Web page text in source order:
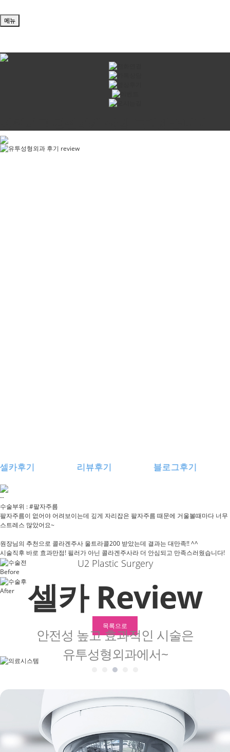
메뉴
U2 Plastic Surgery
셀카 Review
안전성 높고 효과적인 시술은
유투성형외과에서~
셀카후기 리뷰후기 블로그후기
--
수술부위 :#팔자주름
팔자주름이 없어야 어려보이는데 깊게 자리잡은 팔자주름 때문에 거울볼때마다 너무
스트레스 많았어요~
원장님의 추천으로 콜라겐주사 울트라콜200 받았는데 결과는 대만족!! ^^
시술직후 바로 효과만점! 필러가 아닌 콜라겐주사라 더 안심되고 만족스러웠습니다!
Before
After
목록으로